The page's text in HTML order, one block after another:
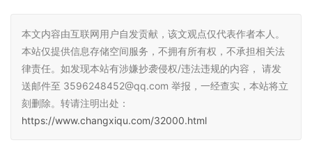
本文内容由互联网用户自发贡献，该文观点仅代表作者本人。
本站仅提供信息存储空间服务，不拥有所有权，不承担相关法
律责任。如发现本站有涉嫌抄袭侵权/违法违规的内容， 请发
送邮件至 3596248452@qq.com 举报，一经查实，本站将立
刻删除。转请注明出处：
https://www.changxiqu.com/32000.html